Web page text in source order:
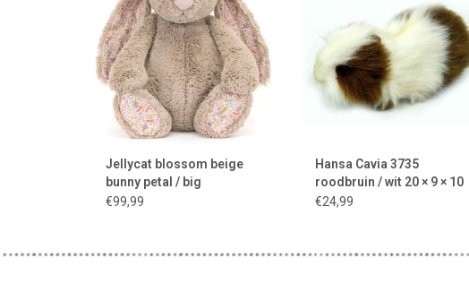
Jellycat blossom beige
bunny petal / big
€99,99
TOEVOEGEN AAN WINKELWAGEN
Hansa Cavia 3735
roodbruin / wit 20 × 9 × 10
cm
€24,99